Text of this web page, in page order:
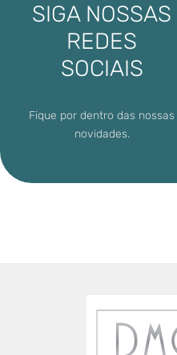
SIGA NOSSAS
REDES
SOCIAIS
Fique por dentro das nossas
novidades.